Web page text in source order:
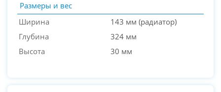
Размеры и вес
Ширина
143 мм (радиатор)
Глубина
324 мм
Высота
30 мм